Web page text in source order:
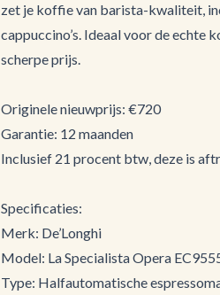
zet je koffie van barista-kwaliteit,
cappuccino’s. Ideaal voor de
scherpe prijs.
Originele nieuwprijs: €720
Garantie: 12 maanden
Inclusief 21 procent btw, deze is
Specificaties:
Merk: De’Longhi
Model: La Specialista Opera
Type: Halfautomatische